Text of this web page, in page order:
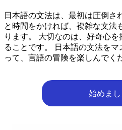
日本語の文法は、最初は圧倒さ
と時間をかければ、複雑な文法
ります。 大切なのは、好奇心
ることです。 日本語の文法を
って、言語の冒険を楽しんでく
始めまし